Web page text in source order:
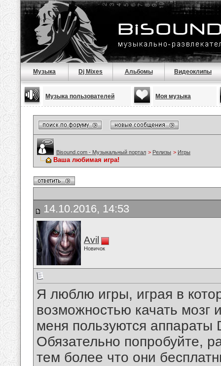
Музыка Dj Mixes Альбомы Видеоклипы
Музыка пользователей Моя музыка
Bisound.com - Музыкальный портал > Релизы > Игры
Ваша любимая игра!
14.10.2016, 14:53
Avil
Новичок
Я люблю игры, играя в
возможностью качать мозг
меня пользуются аппараты
Обязательно попробуйте,
тем более что они